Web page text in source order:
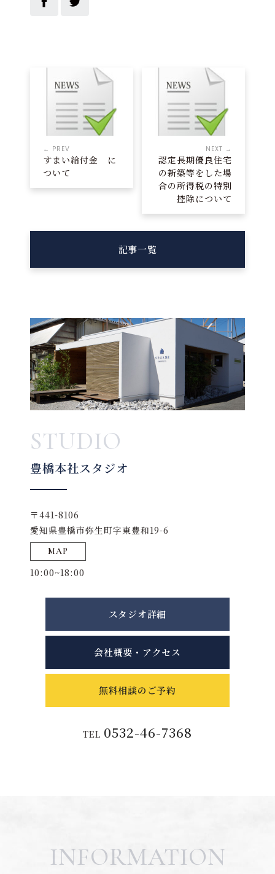
← PREV
すまい給付金 に
ついて
NEXT →
認定長期優良住宅
の新築等をした場
合の所得税の特別
控除について
記事一覧
STUDIO
豊橋本社スタジオ
〒441-8106
愛知県豊橋市弥生町字東豊和19-6
MAP
10:00~18:00
スタジオ詳細
会社概要・アクセス
無料相談のご予約
TEL 0532-46-7368
INFORMATION